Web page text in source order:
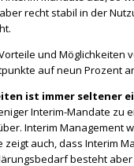
recht stabil in der
und Möglichkeiten
auf neun Prozent
ist immer seltener
Interim-Mandate zu
Interim Management
zeigt auch, dass
besteht